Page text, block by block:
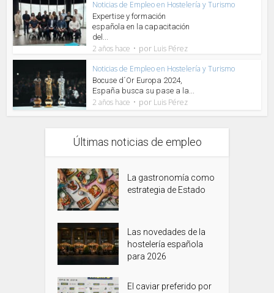
Noticias de Empleo en Hostelería y Turismo
Expertise y formación
española en la capacitación
del...
2 años hace por Luis Pérez
Noticias de Empleo en Hostelería y Turismo
Bocuse d´Or Europa 2024,
España busca su pase a la...
2 años hace por Luis Pérez
Últimas noticias de empleo
La gastronomía como
estrategia de Estado
Las novedades de la
hostelería española
para 2026
El caviar preferido por